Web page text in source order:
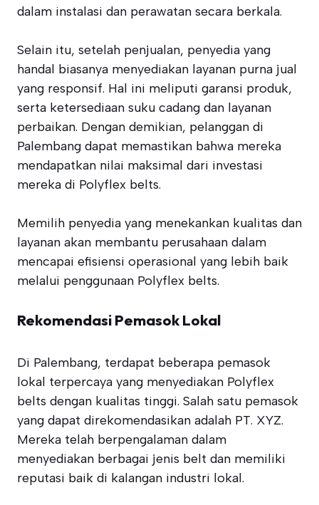
dalam instalasi dan perawatan secara berkala.
Selain itu, setelah penjualan, penyedia yang
handal biasanya menyediakan layanan purna jual
yang responsif. Hal ini meliputi garansi produk,
serta ketersediaan suku cadang dan layanan
perbaikan. Dengan demikian, pelanggan di
Palembang dapat memastikan bahwa mereka
mendapatkan nilai maksimal dari investasi
mereka di Polyflex belts.
Memilih penyedia yang menekankan kualitas dan
layanan akan membantu perusahaan dalam
mencapai efisiensi operasional yang lebih baik
melalui penggunaan Polyflex belts.
Rekomendasi Pemasok Lokal
Di Palembang, terdapat beberapa pemasok
lokal terpercaya yang menyediakan Polyflex
belts dengan kualitas tinggi. Salah satu pemasok
yang dapat direkomendasikan adalah PT. XYZ.
Mereka telah berpengalaman dalam
menyediakan berbagai jenis belt dan memiliki
reputasi baik di kalangan industri lokal.